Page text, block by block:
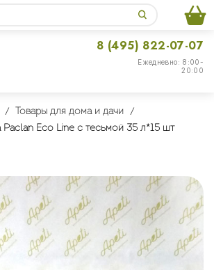
Ежедневно: 8:00-
20:00
8 (495) 822-07-07
Товары для дома и дачи
Eco Line с тесьмой 35 л*15 шт